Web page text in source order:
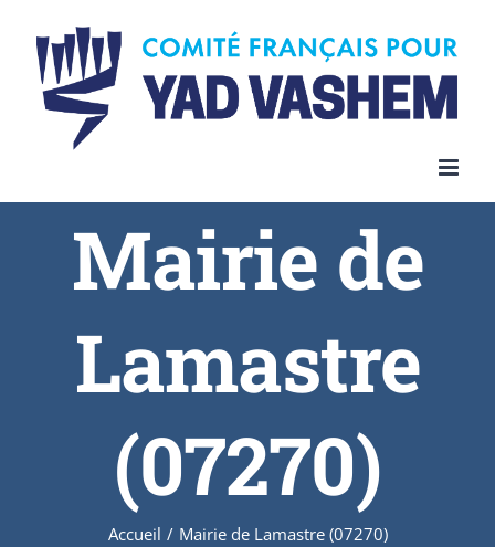
content
Mairie de
Lamastre
(07270)
Accueil / Mairie de Lamastre (07270)